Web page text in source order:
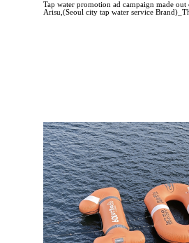
Tap water promotion ad campaign made out
Arisu,(Seoul city tap water service